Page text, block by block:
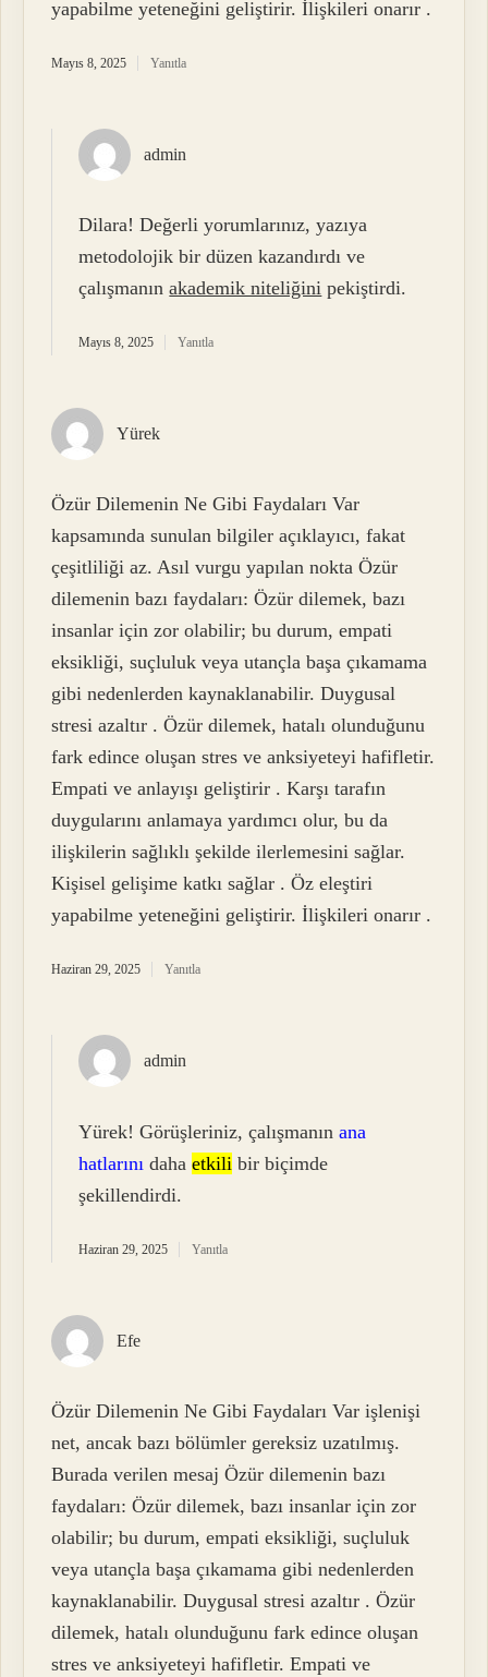
yapabilme yeteneğini geliştirir. İlişkileri onarır .
Mayıs 8, 2025 Yanıtla
admin
Dilara! Değerli yorumlarınız, yazıya
metodolojik bir düzen kazandırdı ve
çalışmanınakademik niteliğini pekiştirdi.
Mayıs 8, 2025 Yanıtla
Yürek
Özür Dilemenin Ne Gibi Faydaları Var
kapsamında sunulan bilgiler açıklayıcı, fakat
çeşitliliği az. Asıl vurgu yapılan nokta Özür
dilemenin bazı faydaları: Özür dilemek, bazı
insanlar için zor olabilir; bu durum, empati
eksikliği, suçluluk veya utançla başa çıkamama
gibi nedenlerden kaynaklanabilir. Duygusal
stresi azaltır . Özür dilemek, hatalı olunduğunu
fark edince oluşan stres ve anksiyeteyi hafifletir.
Empati ve anlayışı geliştirir . Karşı tarafın
duygularını anlamaya yardımcı olur, bu da
ilişkilerin sağlıklı şekilde ilerlemesini sağlar.
Kişisel gelişime katkı sağlar . Öz eleştiri
yapabilme yeteneğini geliştirir. İlişkileri onarır .
Haziran 29, 2025 Yanıtla
admin
Yürek! Görüşleriniz, çalışmanınana
hatlarını dahaetkili bir biçimde
şekillendirdi.
Haziran 29, 2025 Yanıtla
Efe
Özür Dilemenin Ne Gibi Faydaları Var işlenişi
net, ancak bazı bölümler gereksiz uzatılmış.
Burada verilen mesaj Özür dilemenin bazı
faydaları: Özür dilemek, bazı insanlar için zor
olabilir; bu durum, empati eksikliği, suçluluk
veya utançla başa çıkamama gibi nedenlerden
kaynaklanabilir. Duygusal stresi azaltır . Özür
dilemek, hatalı olunduğunu fark edince oluşan
stres ve anksiyeteyi hafifletir. Empati ve